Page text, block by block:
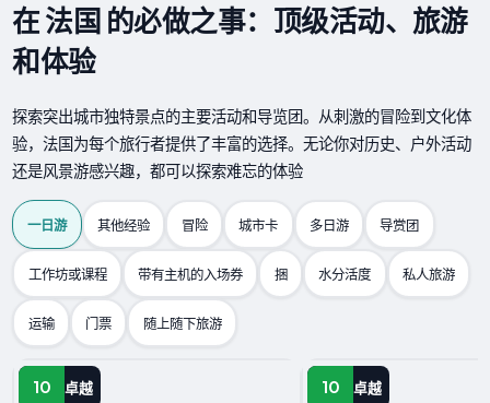
在 法国 的必做之事：顶级活动、旅游
和体验
探索突出城市独特景点的主要活动和导览团。从刺激的冒险到文化体
验，法国为每个旅行者提供了丰富的选择。无论你对历史、户外活动
还是风景游感兴趣，都可以探索难忘的体验
一日游 其他经验 冒险 城市卡 多日游 导赏团
工作坊或课程 带有主机的入场券 捆 水分活度 私人旅游
运输 门票 随上随下旅游
10 卓越
一日游
10 卓越
一日游